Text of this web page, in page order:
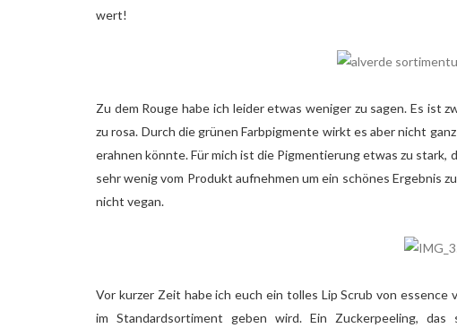
wert!
Zu dem Rouge habe ich leider etwas weniger zu sagen. Es ist
zu rosa. Durch die grünen Farbpigmente wirkt es aber nicht
erahnen könnte. Für mich ist die Pigmentierung etwas zu stark,
sehr wenig vom Produkt aufnehmen um ein schönes Ergebnis
nicht vegan.
Vor kurzer Zeit habe ich euch ein tolles Lip Scrub von
im Standardsortiment geben wird. Ein Zuckerpeeling,